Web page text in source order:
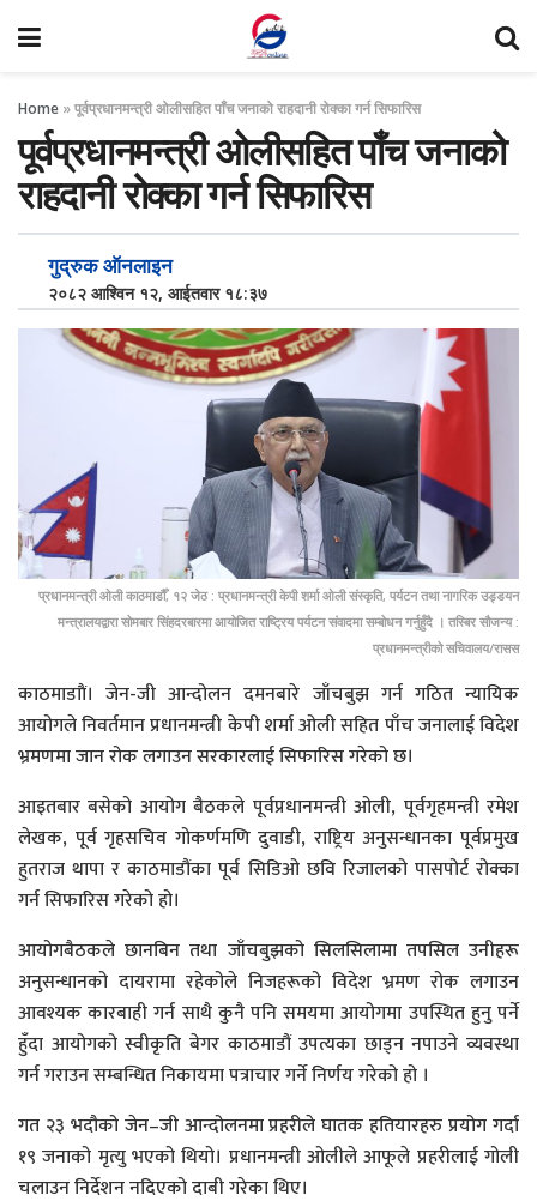
Home »पूर्वप्रधानमन्त्री ओलीसहित पाँच जनाको राहदानी रोक्का गर्न सिफारिस
पूर्वप्रधानमन्त्री ओलीसहित पाँच जनाको
राहदानी रोक्का गर्न सिफारिस
गुद्रुक ऑनलाइन
२०८२ आश्विन १२, आईतवार १८:३७
प्रधानमन्त्री ओली काठमाडौँ, १२ जेठ : प्रधानमन्त्री केपी शर्मा ओली संस्कृति, पर्यटन तथा नागरिक उड्डयन
मन्त्रालयद्वारा सोमबार सिंहदरबारमा आयोजित राष्ट्रिय पर्यटन संवादमा सम्बोधन गर्नुहुँदै । तस्बिर सौजन्य :
प्रधानमन्त्रीको सचिवालय/रासस
काठमाडााैं। जेन-जी आन्दोलन दमनबारे जाँचबुझ गर्न गठित न्यायिक
आयोगले निवर्तमान प्रधानमन्त्री केपी शर्मा ओली सहित पाँच जनालाई विदेश
भ्रमणमा जान रोक लगाउन सरकारलाई सिफारिस गरेको छ।
आइतबार बसेको आयोग बैठकले पूर्वप्रधानमन्त्री ओली, पूर्वगृहमन्त्री रमेश
लेखक, पूर्व गृहसचिव गोकर्णमणि दुवाडी, राष्ट्रिय अनुसन्धानका पूर्वप्रमुख
हुतराज थापा र काठमाडौंका पूर्व सिडिओ छवि रिजालको पासपोर्ट रोक्का
गर्न सिफारिस गरेको हो।
आयोगबैठकले छानबिन तथा जाँचबुझको सिलसिलामा तपसिल उनीहरू
अनुसन्धानको दायरामा रहेकोले निजहरूको विदेश भ्रमण रोक लगाउन
आवश्यक कारबाही गर्न साथै कुनै पनि समयमा आयोगमा उपस्थित हुनु पर्ने
हुँदा आयोगको स्वीकृति बेगर काठमाडौं उपत्यका छाड्न नपाउने व्यवस्था
गर्न गराउन सम्बन्धित निकायमा पत्राचार गर्ने निर्णय गरेको हो ।
गत २३ भदौको जेन–जी आन्दोलनमा प्रहरीले घातक हतियारहरु प्रयोग गर्दा
१९ जनाको मृत्यु भएको थियो। प्रधानमन्त्री ओलीले आफूले प्रहरीलाई गोली
चलाउन निर्देशन नदिएको दाबी गरेका थिए।